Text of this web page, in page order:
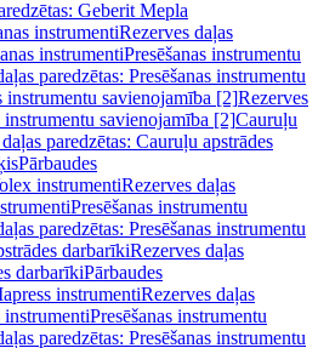
Geberit Mepla
instrumentiRezerves daļas
instrumentiPresēšanas instrumentu
paredzētas: Presēšanas instrumentu
instrumentu savienojamība [2]Rezerves
instrumentu savienojamība [2]Cauruļu
paredzētas: Cauruļu apstrādes
Pārbaudes
instrumentiRezerves daļas
Presēšanas instrumentu
paredzētas: Presēšanas instrumentu
darbarīkiRezerves daļas
darbarīkiPārbaudes
instrumentiRezerves daļas
instrumentiPresēšanas instrumentu
paredzētas: Presēšanas instrumentu